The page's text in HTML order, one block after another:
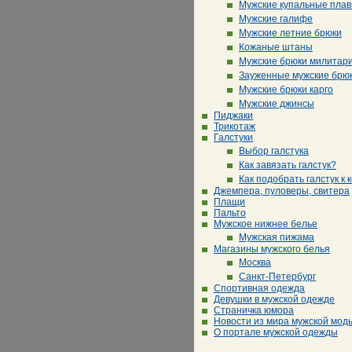
Мужские купальные
Мужские галифе
Мужские летние брюки
Кожаные штаны
Мужские брюки милитари
Зауженные мужские
Мужские брюки карго
Мужские джинсы
Пиджаки
Трикотаж
Галстуки
Выбор галстука
Как завязать галстук?
Как подобрать галстук к
Джемпера, пуловеры, свитера
Плащи
Пальто
Мужское нижнее белье
Мужская пижама
Магазины мужского белья
Москва
Санкт-Петербург
Спортивная одежда
Девушки в мужской одежде
Страничка юмора
Новости из мира мужской
О портале мужской одежды